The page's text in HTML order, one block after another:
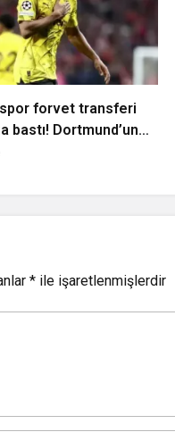
forvet transferi
bastı! Dortmund’un
görüştü…
* ile işaretlenmişlerdir